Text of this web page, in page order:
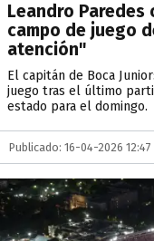
Leandro
campo de juego
atención"
El capitán de Boca
juego tras el último
estado para el domingo.
Publicado: 16-04-2026 12:47